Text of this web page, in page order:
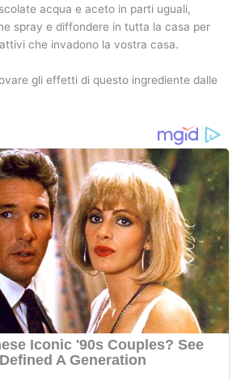
acqua e aceto in parti uguali,
spray e diffondere in tutta la casa per
che invadono la vostra casa.
gli effetti di questo ingrediente dalle